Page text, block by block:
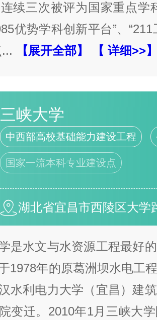
续三次被评为国家重点学
优势学科创新平台”、
... 【展开全部】 【 详细>>
三峡大学
中西部高校基础能力建设工程
国家一流本科专业建设点
湖北省宜昌市西陵区大学
是水文与水资源工程最好
1978年的原葛洲坝水电工
水利电力大学（宜昌）建
变迁。2010年1月三峡大